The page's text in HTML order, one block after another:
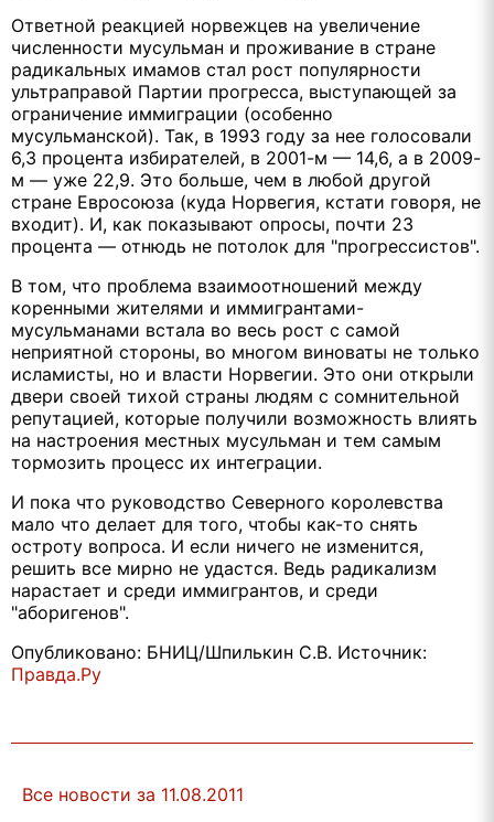
Ответной реакцией норвежцев на увеличение
численности мусульман и проживание в стране
радикальных имамов стал рост популярности
ультраправой Партии прогресса, выступающей за
ограничение иммиграции (особенно
мусульманской). Так, в 1993 году за нее голосовали
6,3 процента избирателей, в 2001-м — 14,6, а в 2009-
м — уже 22,9. Это больше, чем в любой другой
стране Евросоюза (куда Норвегия, кстати говоря, не
входит). И, как показывают опросы, почти 23
процента — отнюдь не потолок для "прогрессистов".
В том, что проблема взаимоотношений между
коренными жителями и иммигрантами-
мусульманами встала во весь рост с самой
неприятной стороны, во многом виноваты не только
исламисты, но и власти Норвегии. Это они открыли
двери своей тихой страны людям с сомнительной
репутацией, которые получили возможность влиять
на настроения местных мусульман и тем самым
тормозить процесс их интеграции.
И пока что руководство Северного королевства
мало что делает для того, чтобы как-то снять
остроту вопроса. И если ничего не изменится,
решить все мирно не удастся. Ведь радикализм
нарастает и среди иммигрантов, и среди
"аборигенов".
Опубликовано: БНИЦ/Шпилькин С.В. Источник:
Правда.Ру
Все новости за 11.08.2011